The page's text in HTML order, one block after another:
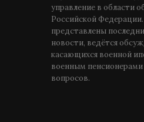
управление в области
Российской
представлены
новости, ведётся
касающихся военной
военным пенсионерами
вопросов.